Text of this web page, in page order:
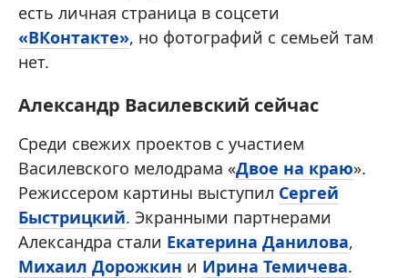
есть личная страница в соцсети
«ВКонтакте», но фотографий с семьей там
нет.
Александр Василевский сейчас
Среди свежих проектов с участием
Василевского мелодрама «Двое на краю».
Режиссером картины выступил Сергей
Быстрицкий. Экранными партнерами
Александра стали Екатерина Данилова,
Михаил Дорожкин и Ирина Темичева.